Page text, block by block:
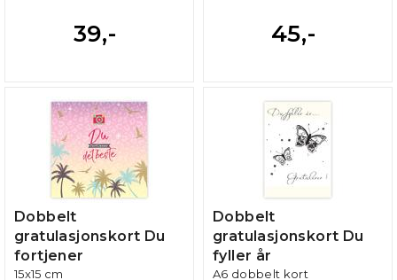
39,- 45,-
Dobbelt
gratulasjonskort Du
fortjener
15x15 cm
Dobbelt
gratulasjonskort Du
fyller år
A6 dobbelt kort